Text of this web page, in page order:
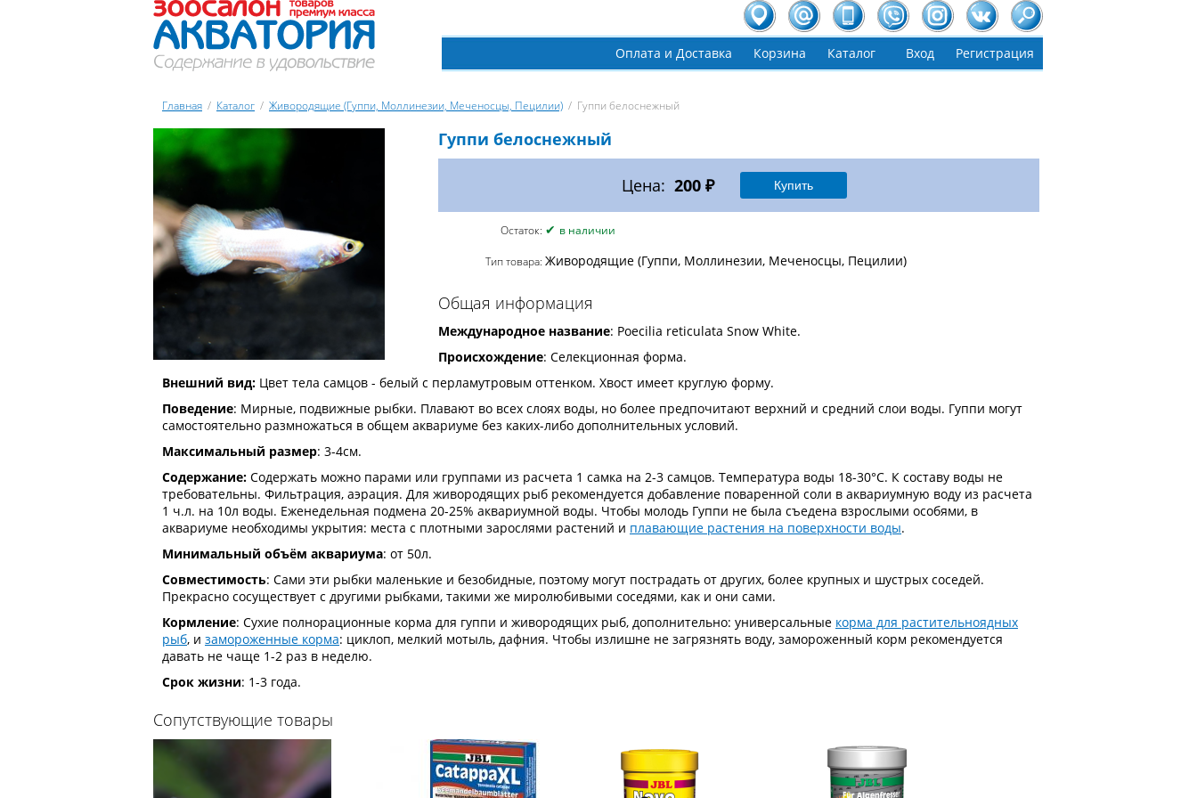
Оплата и Доставка Корзина Каталог Вход Регистрация
Вы здесь
Главная / Каталог / Живородящие (Гуппи, Моллинезии, Меченосцы, Пецилии) / Гуппи белоснежный
Гуппи белоснежный
Цена: 200 ₽
Остаток: ✔ в наличии
Тип товара: Живородящие (Гуппи, Моллинезии, Меченосцы, Пецилии)
Общая информация
Международное название: Poecilia reticulata Snow White.
Происхождение: Селекционная форма.
Внешний вид: Цвет тела самцов - белый с перламутровым оттенком. Хвост имеет круглую форму.
Поведение: Мирные, подвижные рыбки. Плавают во всех слоях воды, но более предпочитают верхний и средний слои воды. Гуппи могут
самостоятельно размножаться в общем аквариуме без каких-либо дополнительных условий.
Максимальный размер: 3-4см.
Содержание: Содержать можно парами или группами из расчета 1 самка на 2-3 самцов. Температура воды 18-30°С. К составу воды не
требовательны. Фильтрация, аэрация. Для живородящих рыб рекомендуется добавление поваренной соли в аквариумную воду из расчета
1 ч.л. на 10л воды. Еженедельная подмена 20-25% аквариумной воды. Чтобы молодь Гуппи не была съедена взрослыми особями, в
аквариуме необходимы укрытия: места с плотными зарослями растений и плавающие растения на поверхности воды.
Минимальный объём аквариума: от 50л.
Совместимость: Сами эти рыбки маленькие и безобидные, поэтому могут пострадать от других, более крупных и шустрых соседей.
Прекрасно сосуществует с другими рыбками, такими же миролюбивыми соседями, как и они сами.
Кормление: Сухие полнорационные корма для гуппи и живородящих рыб, дополнительно: универсальные корма для растительноядных
рыб, и замороженные корма: циклоп, мелкий мотыль, дафния. Чтобы излишне не загрязнять воду, замороженный корм рекомендуется
давать не чаще 1-2 раз в неделю.
Срок жизни: 1-3 года.
Сопутствующие товары